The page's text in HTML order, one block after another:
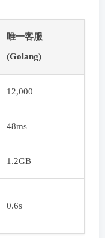
唯一客服
(Golang)
12,000
48ms
1.2GB
0.6s